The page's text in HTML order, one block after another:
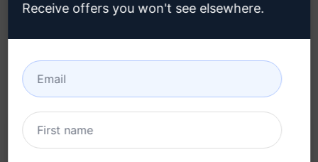
/ Yoast SEO产品描述 /
Max
February 20, 2024
Yoast SEO产品描述
Receive offers you won't see elsewhere.